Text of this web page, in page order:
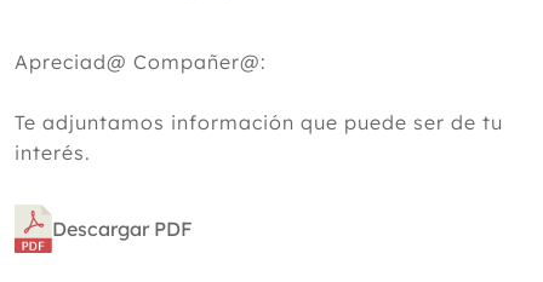
Apreciad@ Compañer@:
Te adjuntamos información que puede ser de tu
interés.
Descargar PDF